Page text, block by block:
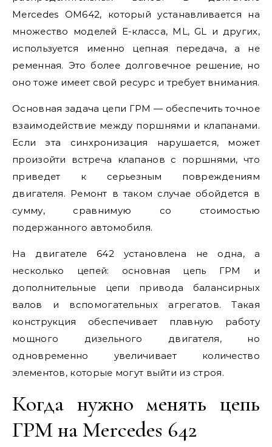
Mercedes OM642, который устанавливается на
множество моделей E-класса, ML, GL и других,
используется именно цепная передача, а не
ременная. Это более долговечное решение, но
оно тоже имеет свой ресурс и требует внимания.
Основная задача цепи ГРМ — обеспечить точное
взаимодействие между поршнями и клапанами.
Если эта синхронизация нарушается, может
произойти встреча клапанов с поршнями, что
приведет к серьезным повреждениям
двигателя. Ремонт в таком случае обойдется в
сумму, сравнимую со стоимостью
подержанного автомобиля.
На двигателе 642 установлена не одна, а
несколько цепей: основная цепь ГРМ и
дополнительные цепи привода балансирных
валов и вспомогательных агрегатов. Такая
конструкция обеспечивает плавную работу
мощного дизельного двигателя, но
одновременно увеличивает количество
элементов, которые могут выйти из строя.
Когда нужно менять цепь
ГРМ на Mercedes 642